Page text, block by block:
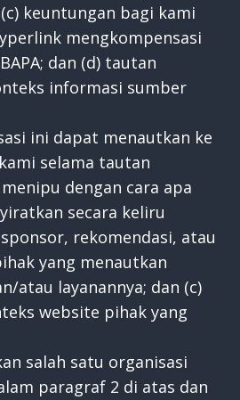
keuntungan bagi kami
mengkompensasi
dan (d) tautan
informasi sumber
ini dapat menautkan ke
selama tautan
dengan cara apa
secara keliru
rekomendasi, atau
yang menautkan
atau layanannya; dan (c)
website pihak yang
salah satu organisasi
paragraf 2 di atas dan